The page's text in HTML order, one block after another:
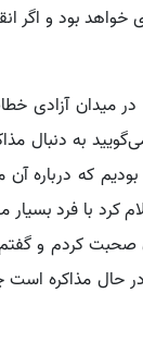
بود و اگر
وی در ادامه تاکید کرد:
به دنبال
که درباره آن
کرد با فرد
صحبت کردم و
حال مذاکره